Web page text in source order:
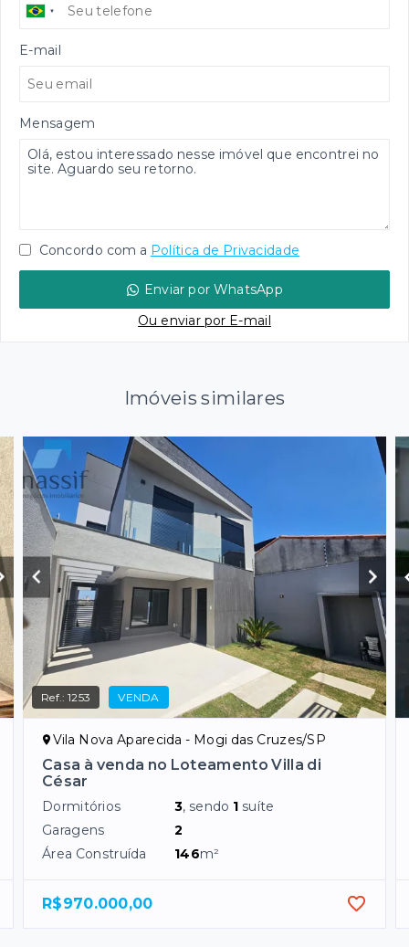
E-mail
Mensagem
Concordo com a Política de Privacidade
Enviar por WhatsApp
Ou enviar por E-mail
Imóveis similares
Ref.:1253 VENDA
Vila Nova Aparecida - Mogi das Cruzes/SP
Casa à venda no Loteamento Villa di
César
Dormitórios 3, sendo 1 suíte
Garagens
2
Área Construída
146m²
R$970.000,00